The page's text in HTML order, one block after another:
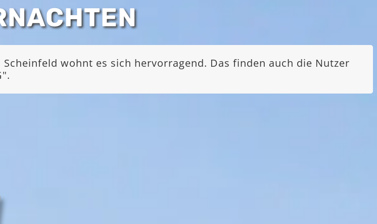
wohnt es sich hervorragend. Das finden auch die Nutzer